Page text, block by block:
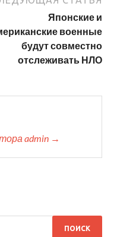
Японские и
военные
будут совместно
отслеживать НЛО
admin →